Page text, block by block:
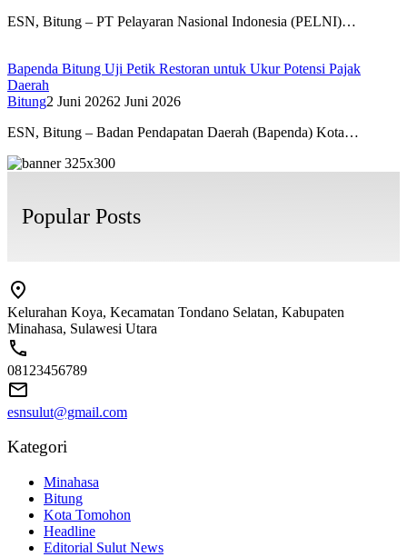
ESN, Bitung – PT Pelayaran Nasional Indonesia (PELNI)…
Bapenda Bitung Uji Petik Restoran untuk Ukur Potensi Pajak
Daerah
Bitung2 Juni 20262 Juni 2026
ESN, Bitung – Badan Pendapatan Daerah (Bapenda) Kota…
Popular Posts
Kelurahan Koya, Kecamatan Tondano Selatan, Kabupaten
Minahasa, Sulawesi Utara
08123456789
esnsulut@gmail.com
Kategori
Minahasa
Bitung
Kota Tomohon
Headline
Editorial Sulut News